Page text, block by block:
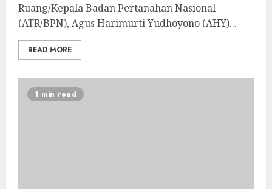
Ruang/Kepala Badan Pertanahan Nasional
(ATR/BPN), Agus Harimurti Yudhoyono (AHY)...
READ MORE
1 min read